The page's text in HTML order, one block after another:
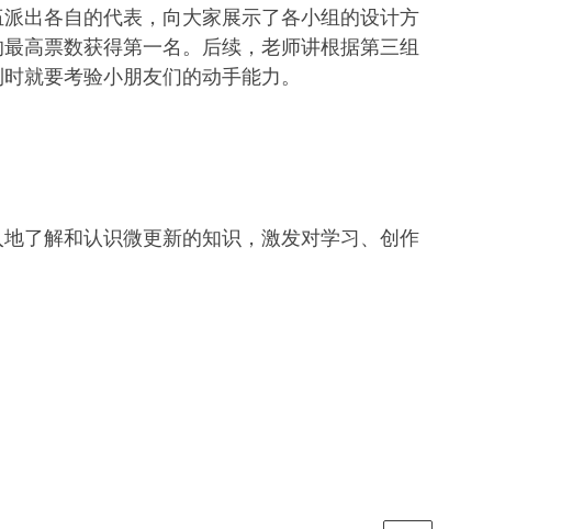
出各自的代表，向大家展示了各小组的设计方
高票数获得第一名。后续，老师讲根据第三组
就要考验小朋友们的动手能力。
了解和认识微更新的知识，激发对学习、创作